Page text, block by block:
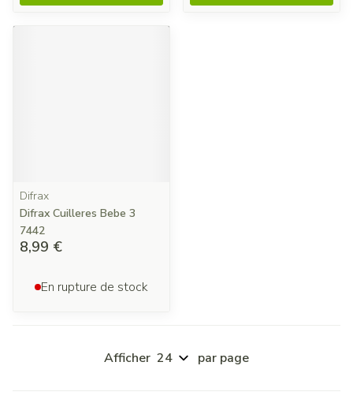
Difrax
Difrax Cuilleres Bebe 3
7442
8,99 €
En rupture de stock
Afficher par page